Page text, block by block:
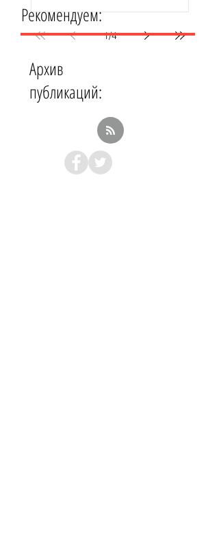
курицы соль и перец по вкусу
1 пачка изюма (200 г )...
1/4
Рекомендуем:
Архив
публикаций: